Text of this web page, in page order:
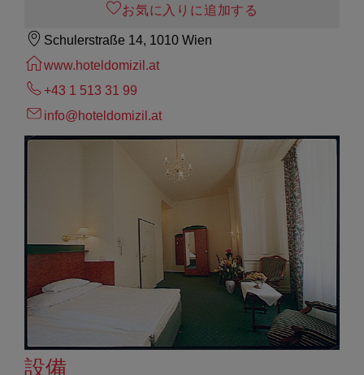
お気に入りに追加する
Schulerstraße 14, 1010 Wien
www.hoteldomizil.at
+43 1 513 31 99
info@hoteldomizil.at
設備